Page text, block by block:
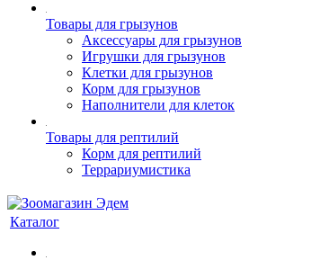
Товары для грызунов
Аксессуары для грызунов
Игрушки для грызунов
Клетки для грызунов
Корм для грызунов
Наполнители для клеток
Товары для рептилий
Корм для рептилий
Террариумистика
Каталог